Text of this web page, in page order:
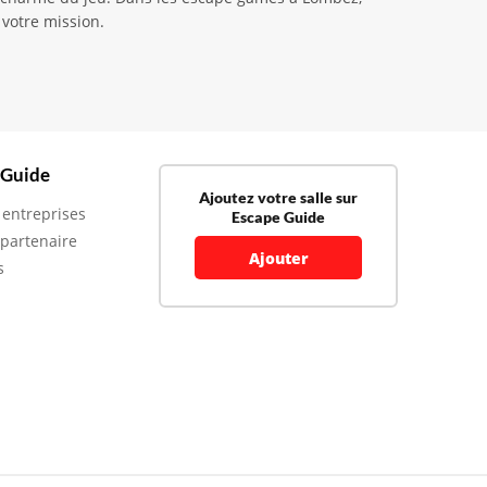
mission.
Ajoutez votre salle sur
Escape Guide
Ajouter